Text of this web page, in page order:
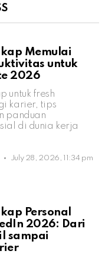
Memulai
untuk
2026
untuk fresh
karier, tips
panduan
di dunia kerja
July 28, 2026, 11:34 pm
Personal
2026: Dari
sampai